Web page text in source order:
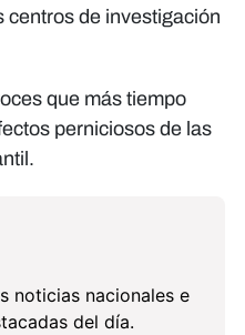
centros de investigación
que más tiempo
perniciosos de las
noticias nacionales e
del día.